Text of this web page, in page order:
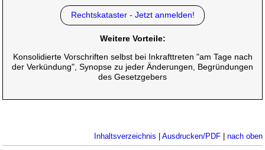
Rechtskataster - Jetzt anmelden!
Weitere Vorteile:
Konsolidierte Vorschriften selbst bei Inkrafttreten "am Tage nach
der Verkündung", Synopse zu jeder Änderungen, Begründungen
des Gesetzgebers
Inhaltsverzeichnis Ausdrucken/PDF| nach oben